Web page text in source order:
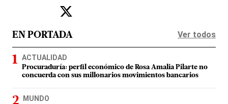
EN PORTADA Ver todos
ACTUALIDAD
Procuraduría: perfil económico de Rosa Amalia Pilarte no
concuerda con sus millonarios movimientos bancarios
MUNDO